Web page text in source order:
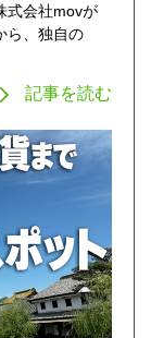
式会社movが
ら、独自の
記事を読む